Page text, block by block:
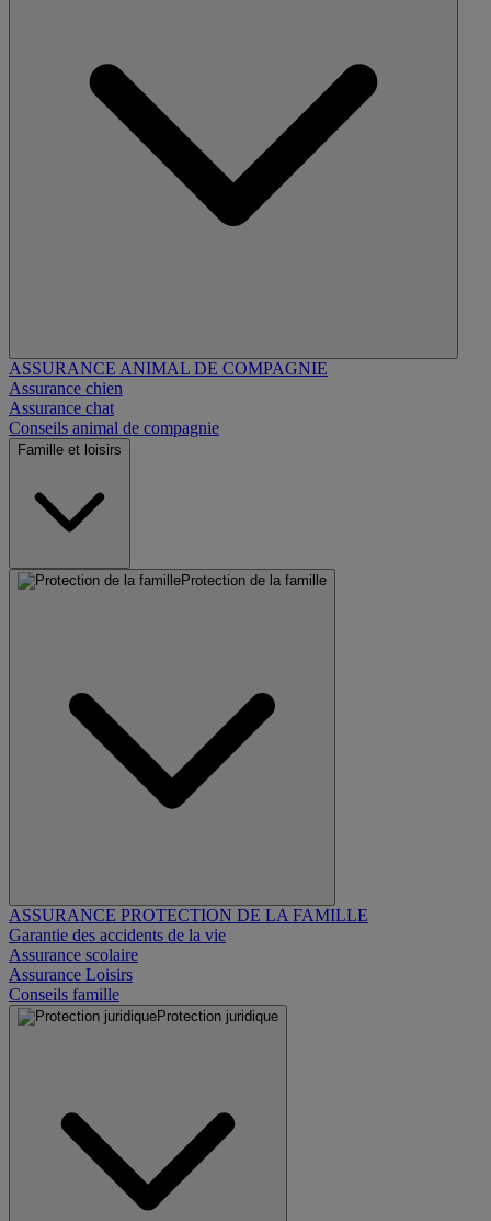
ASSURANCE ANIMAL DE COMPAGNIE
Assurance chien
Assurance chat
Conseils animal de compagnie
Famille et loisirs
Protection de la famille
ASSURANCE PROTECTION DE LA FAMILLE
Garantie des accidents de la vie
Assurance scolaire
Assurance Loisirs
Conseils famille
Protection juridique